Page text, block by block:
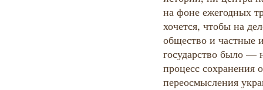
на фоне ежегодных
хочется, чтобы на
общество и частные
государство было —
процесс сохранения
переосмысления